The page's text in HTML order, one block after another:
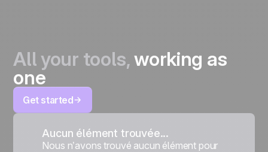
All your tools,working as
one
Get started
Aucun élément trouvée...
Nous n’avons trouvé aucun élément pour